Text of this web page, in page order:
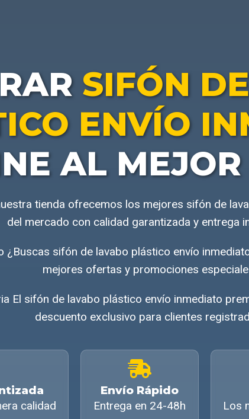
SIFÓN
ENVÍO
AL MEJOR
tienda ofrecemos los mejores sifón de
del mercado con calidad garantizada y entrega
¿Buscas sifón de lavabo plástico envío
mejores ofertas y promociones
El sifón de lavabo plástico envío inmediato
descuento exclusivo para clientes
calidad
Envío Rápido
Entrega en 24-48h
Los